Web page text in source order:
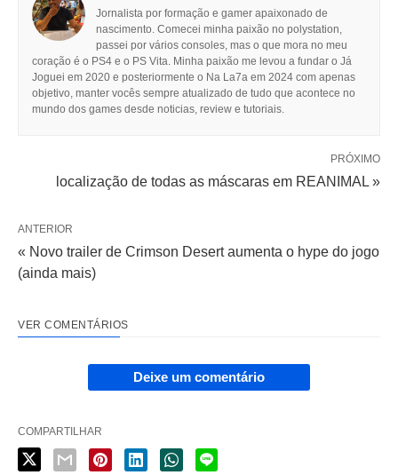
Jornalista por formação e gamer apaixonado de
nascimento. Comecei minha paixão no polystation,
passei por vários consoles, mas o que mora no meu
coração é o PS4 e o PS Vita. Minha paixão me levou a fundar o Já
Joguei em 2020 e posteriormente o Na La7a em 2024 com apenas
objetivo, manter vocês sempre atualizado de tudo que acontece no
mundo dos games desde noticias, review e tutoriais.
PRÓXIMO
localização de todas as máscaras em REANIMAL »
ANTERIOR
« Novo trailer de Crimson Desert aumenta o hype do jogo
(ainda mais)
VER COMENTÁRIOS
Deixe um comentário
COMPARTILHAR